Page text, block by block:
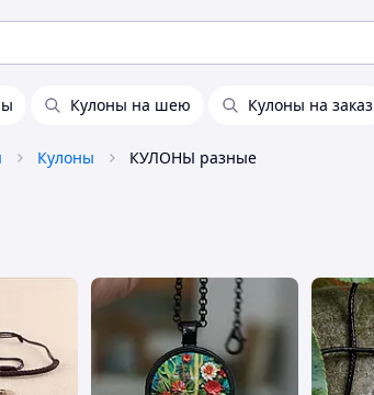
Кулоны на шею Кулоны на заказ
Кулоны КУЛОНЫ разные